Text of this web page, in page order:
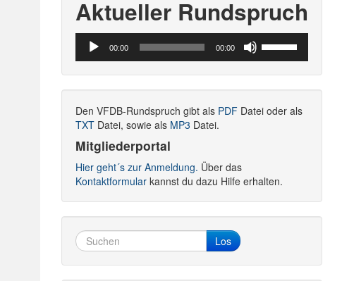
Aktueller Rundspruch
Audio-
Player
00:00 00:00
Hoch/Runter
Lautstärke
Den VFDB-Rundspruch gibt als PDF Datei oder als
TXT Datei, sowie als MP3 Datei.
Mitgliederportal
Hier geht´s zur Anmeldung. Über das
Kontaktformular kannst du dazu Hilfe erhalten.
Los